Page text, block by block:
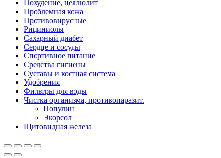
Похудение, целлюлит
Проблемная кожа
Противовирусные
Рициниолы
Сахарный диабет
Сердце и сосуды
Спортивное питание
Средства гигиены
Суставы и костная система
Удобрения
Фильтры для воды
Чистка организма, противопаразит.
Популин
Экорсол
Щитовидная железа